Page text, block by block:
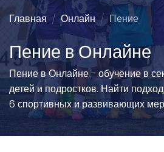
Главная Онлайн Пение
Пение в Онлайне
Пение в Онлайне - обучение в
детей и подростков. Найти
6 спортивных и развивающих